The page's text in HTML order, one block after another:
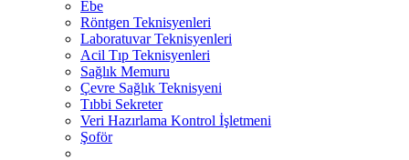
Ebe
Röntgen Teknisyenleri
Laboratuvar Teknisyenleri
Acil Tıp Teknisyenleri
Sağlık Memuru
Çevre Sağlık Teknisyeni
Tıbbi Sekreter
Veri Hazırlama Kontrol İşletmeni
Şoför